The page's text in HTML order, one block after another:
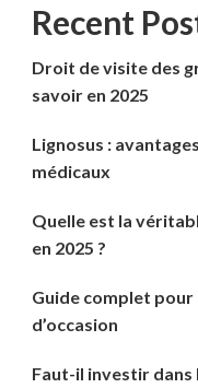
Recent
Droit de visite des
savoir en 2025
Lignosus :
médicaux
Quelle est la
en 2025 ?
Guide complet
d’occasion
Faut-il investir dans